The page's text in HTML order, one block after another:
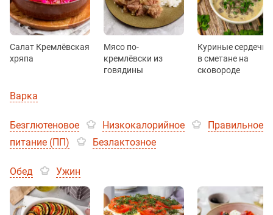
Салат Кремлёвская
хряпа
Мясо по-
кремлёвски из
говядины
Куриные сердечки
в сметане на
сковороде
Варка
Безглютеновое Низкокалорийное
Правильное
питание (ПП)
Безлактозное
Обед Ужин